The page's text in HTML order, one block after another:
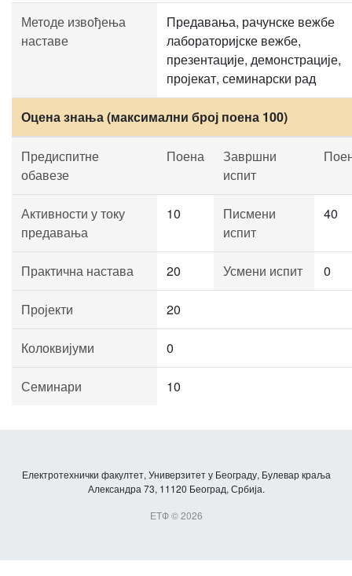
Методе извођења
наставе
Предавања, рачунске вежбе
лабораторијске вежбе,
презентације, демонстрације,
пројекат, семинарски рад
Оцена знања (максимални број поена 100)
Предиспитне
обавезе
Поена
Завршни
испит
Активности у току
предавања
10
Писмени
испит
40
Практична настава 20 Усмени испит 0
Пројекти 20
Колоквијуми 0
Семинари 10
Електротехнички факултет, Универзитет у Београду, Булевар краља
Александра 73, 11120 Београд, Србија.
ЕТФ © 2026